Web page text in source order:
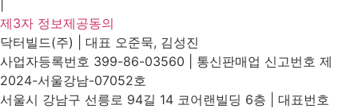
제3자 정보제공동의
닥터빌드(주) | 대표 오준묵, 김성진
사업자등록번호 399-86-03560 | 통신판매업 신고번호 제
2024-서울강남-07052호
서울시 강남구 선릉로 94길 14 코어랜빌딩 6층 | 대표번호